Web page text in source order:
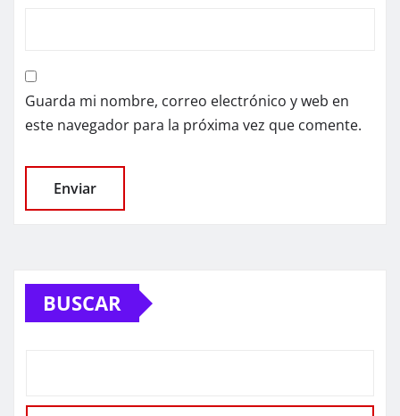
Guarda mi nombre, correo electrónico y web en
este navegador para la próxima vez que comente.
BUSCAR